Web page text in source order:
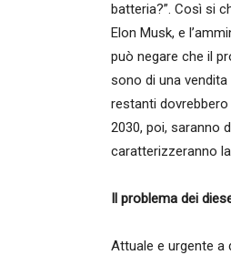
batteria?”. Così si
Elon Musk, e
può negare che il
sono di una
restanti
2030, poi, saranno
caratterizzeranno
Il problema dei
Attuale e urgente a